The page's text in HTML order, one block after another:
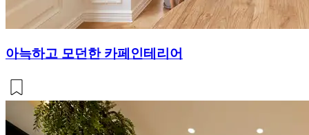
아늑하고 모던한 카페인테리어